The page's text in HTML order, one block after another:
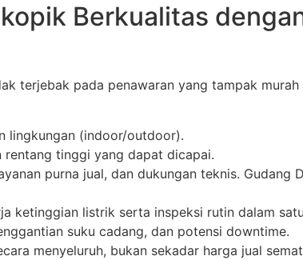
Berkualitas
terjebak pada penawaran yang tampak murah
lingkungan (indoor/outdoor).
rentang tinggi yang dapat dicapai.
purna jual, dan dukungan teknis. Gudang
ketinggian listrik serta inspeksi rutin dalam
suku cadang, dan potensi downtime.
menyeluruh, bukan sekadar harga jual